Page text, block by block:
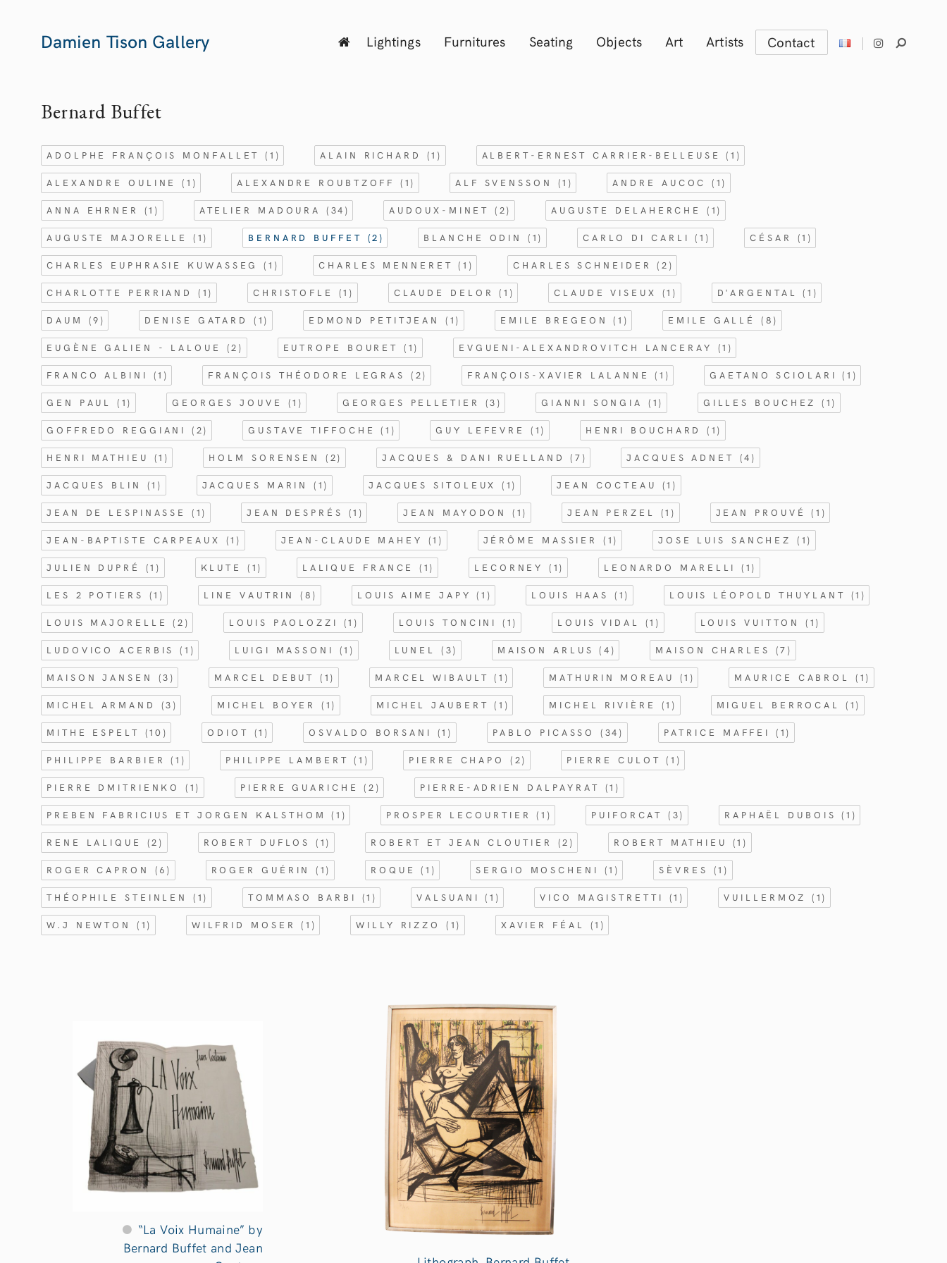
Damien Tison Gallery Lightings Furnitures Seating Objects Art Artists Contact
Bernard Buffet
ADOLPHE FRANÇOIS MONFALLET(1) ALAIN RICHARD (1) ALBERT-ERNEST CARRIER-BELLEUSE(1)
ALEXANDRE OULINE(1) ALEXANDRE ROUBTZOFF(1) ALF SVENSSON (1) ANDRE AUCOC(1)
ANNA EHRNER (1) ATELIER MADOURA(34) AUDOUX-MINET(2) AUGUSTE DELAHERCHE(1)
AUGUSTE MAJORELLE(1) BERNARD BUFFET (2) BLANCHE ODIN(1) CARLO DI CARLI(1) CÉSAR (1)
CHARLES EUPHRASIE KUWASSEG(1) CHARLES MENNERET(1) CHARLES SCHNEIDER(2)
CHARLOTTE PERRIAND(1) CHRISTOFLE (1) CLAUDE DELOR(1) CLAUDE VISEUX (1) D'ARGENTAL(1)
DAUM (9) DENISE GATARD (1) EDMOND PETITJEAN(1) EMILE BREGEON(1) EMILE GALLÉ(8)
EUGÈNE GALIEN - LALOUE (2) EUTROPE BOURET(1) EVGUENI-ALEXANDROVITCH LANCERAY (1)
FRANCO ALBINI (1) FRANÇOIS THÉODORE LEGRAS (2) FRANÇOIS-XAVIER LALANNE(1) GAETANO SCIOLARI(1)
GEN PAUL(1) GEORGES JOUVE (1) GEORGES PELLETIER (3) GIANNI SONGIA (1) GILLES BOUCHEZ(1)
GOFFREDO REGGIANI(2) GUSTAVE TIFFOCHE(1) GUY LEFEVRE (1) HENRI BOUCHARD(1)
HENRI MATHIEU (1) HOLM SORENSEN(2) JACQUES & DANI RUELLAND(7) JACQUES ADNET (4)
JACQUES BLIN (1) JACQUES MARIN(1) JACQUES SITOLEUX(1) JEAN COCTEAU (1)
JEAN DE LESPINASSE(1) JEAN DESPRÉS (1) JEAN MAYODON(1) JEAN PERZEL (1) JEAN PROUVÉ(1)
JEAN-BAPTISTE CARPEAUX (1) JEAN-CLAUDE MAHEY (1) JÉRÔME MASSIER(1) JOSE LUIS SANCHEZ(1)
JULIEN DUPRÉ (1) KLUTE (1) LALIQUE FRANCE(1) LECORNEY(1) LEONARDO MARELLI(1)
LES 2 POTIERS (1) LINE VAUTRIN(8) LOUIS AIME JAPY(1) LOUIS HAAS(1) LOUIS LÉOPOLD THUYLANT (1)
LOUIS MAJORELLE(2) LOUIS PAOLOZZI (1) LOUIS TONCINI(1) LOUIS VIDAL (1) LOUIS VUITTON(1)
LUDOVICO ACERBIS(1) LUIGI MASSONI (1) LUNEL (3) MAISON ARLUS(4) MAISON CHARLES (7)
MAISON JANSEN (3) MARCEL DEBUT(1) MARCEL WIBAULT(1) MATHURIN MOREAU (1) MAURICE CABROL (1)
MICHEL ARMAND (3) MICHEL BOYER(1) MICHEL JAUBERT(1) MICHEL RIVIÈRE (1) MIGUEL BERROCAL (1)
MITHE ESPELT (10) ODIOT (1) OSVALDO BORSANI (1) PABLO PICASSO(34) PATRICE MAFFEI(1)
PHILIPPE BARBIER(1) PHILIPPE LAMBERT(1) PIERRE CHAPO (2) PIERRE CULOT(1)
PIERRE DMITRIENKO(1) PIERRE GUARICHE(2) PIERRE-ADRIEN DALPAYRAT (1)
PREBEN FABRICIUS ET JORGEN KALSTHOM(1) PROSPER LECOURTIER(1) PUIFORCAT(3) RAPHAËL DUBOIS(1)
RENE LALIQUE (2) ROBERT DUFLOS(1) ROBERT ET JEAN CLOUTIER (2) ROBERT MATHIEU (1)
ROGER CAPRON (6) ROGER GUÉRIN(1) ROQUE(1) SERGIO MOSCHENI (1) SÈVRES (1)
THÉOPHILE STEINLEN(1) TOMMASO BARBI (1) VALSUANI(1) VICO MAGISTRETTI (1) VUILLERMOZ(1)
W.J NEWTON (1) WILFRID MOSER(1) WILLY RIZZO (1) XAVIER FÉAL (1)
“La Voix Humaine” by
Bernard Buffet and Jean